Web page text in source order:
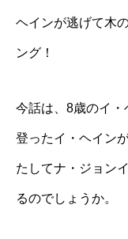
ヘインが逃げて木
ング！
今話は、8歳のイ
登ったイ・ヘイン
たしてナ・ジョン
るのでしょうか。